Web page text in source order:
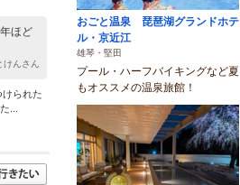
ほど
んさん
られた
...
おごと温泉 琵琶湖グランドホテ
ル・京近江
雄琴・堅田
プール・ハーフバイキングなど夏
もオススメの温泉旅館！